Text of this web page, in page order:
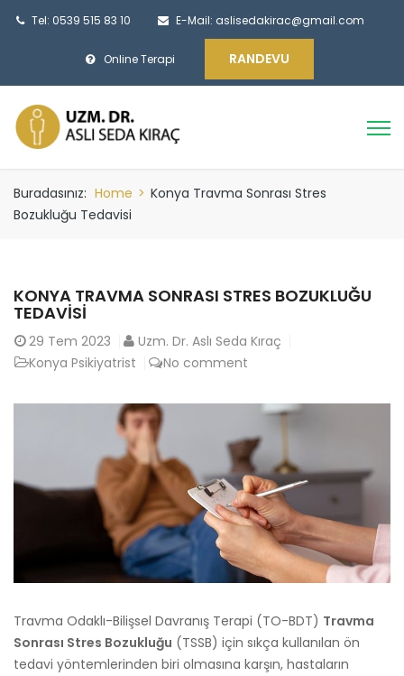
Tel: 0539 515 83 10 E-Mail: aslisedakirac@gmail.com
Online Terapi RANDEVU
Buradasınız: Home > Konya Travma Sonrası Stres
Bozukluğu Tedavisi
KONYA TRAVMA SONRASI STRES BOZUKLUĞU
TEDAVISI
29 Tem 2023
Uzm. Dr. Aslı Seda Kıraç
Konya Psikiyatrist
No comment
Travma Odaklı-Bilişsel Davranış Terapi (TO-BDT) Travma
Sonrası Stres Bozukluğu (TSSB) için sıkça kullanılan ön
tedavi yöntemlerinden biri olmasına karşın, hastaların